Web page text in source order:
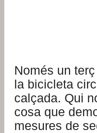
Només un
la bicicleta
calçada. Qui
cosa que
mesures de